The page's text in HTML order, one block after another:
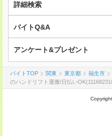
詳細検索
バイトQ&A
アンケート&プレゼント
バイトTOP 関東 東京都 福生市
のハンドリフト運搬/日払い